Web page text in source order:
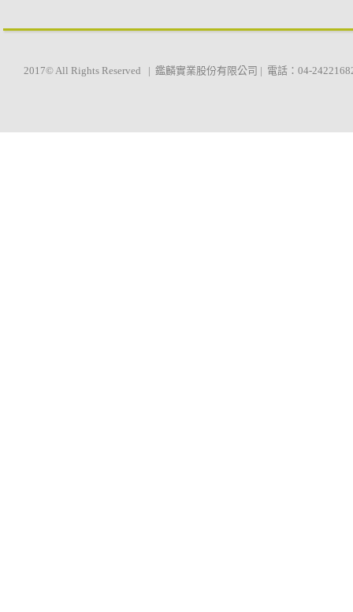
2017© All Rights Reserved | 鑑麟實業股份有限公司 | 電話：04-